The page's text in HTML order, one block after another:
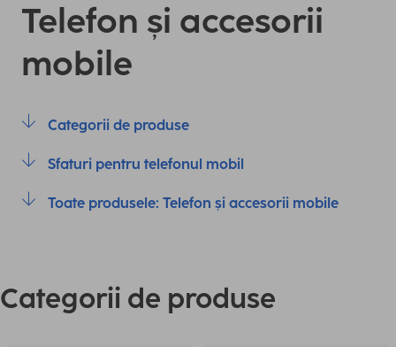
Telefon și accesorii
mobile
Categorii de produse
Sfaturi pentru telefonul mobil
Toate produsele: Telefon și accesorii mobile
Categorii de produse